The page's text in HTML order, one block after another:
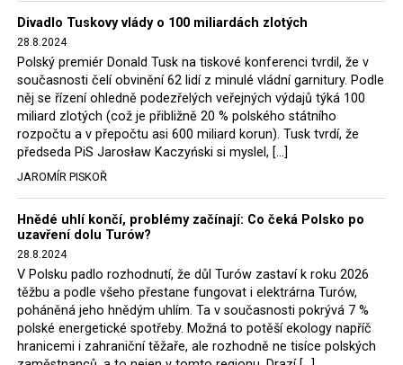
Hołownia, přímo řekli, že by se polská vláda měla
tomuto rozhodnutí podřídit.
Rozhodnutí polského ministra spravedlnosti jistě potěší
německé, české a polské ekology, ale i těžaře. Je těžké si
představit, že by o takové věci rozhodoval sám ministr
Bodnar. Musel získat politický souhlas vládnoucí koalice.
Stále jsou totiž platné argumenty Morawieckého vlády,
že důl i elektrárna jsou – kromě zabezpečování cca 7 %
polského energetického mixu – klíčovými podniky, spolu
se svými dceřinými společnostmi zaměstnávají cca pět
tisíc lidí. Navíc s činností dolu a elektrárny nepřímo
souvisí dalších několik desítek tisíc pracovních míst v
regionu. Zelená politika ale opět zvítězila.
Rozhodnutí polského ministra spravedlnosti jistě potěší
Divadlo Tuskovy vlády o 100 miliardách zlotých
28.8.2024
Polský premiér Donald Tusk na tiskové konferenci tvrdil, že v
současnosti čelí obvinění 62 lidí z minulé vládní garnitury. Podle
něj se řízení ohledně podezřelých veřejných výdajů týká 100
miliard zlotých (což je přibližně 20 % polského státního
rozpočtu a v přepočtu asi 600 miliard korun). Tusk tvrdí, že
předseda PiS Jarosław Kaczyński si myslel, […]
JAROMÍR PISKOŘ
Hnědé uhlí končí, problémy začínají: Co čeká Polsko po
uzavření dolu Turów?
28.8.2024
V Polsku padlo rozhodnutí, že důl Turów zastaví k roku 2026
těžbu a podle všeho přestane fungovat i elektrárna Turów,
poháněná jeho hnědým uhlím. Ta v současnosti pokrývá 7 %
polské energetické spotřeby. Možná to potěší ekology napříč
hranicemi i zahraniční těžaře, ale rozhodně ne tisíce polských